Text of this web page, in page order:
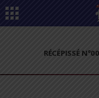
RÉCÉPISSÉ